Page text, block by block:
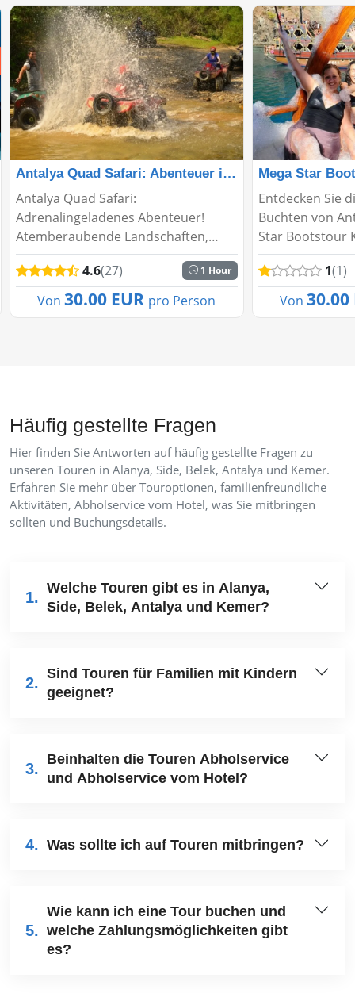
Antalya Quad Safari: Abenteuer in der Natur!
Antalya Quad Safari:
Adrenalingeladenes Abenteuer!
Atemberaubende Landschaften,
unvergessliches Quad-Erlebnis.
Erkunden Sie das Herz der Natur auf
lustige und aufregende Art und
Weise mit uns....
4.6(27) 1 Hour
Von 30.00 EUR pro Person
Entdecken Sie
Buchten von
Star Bootstour
Genießen Sie
und
Verpassen Sie
einzigartige
1(1)
Von 30.00
Häufig gestellte Fragen
Hier finden Sie Antworten auf häufig gestellte Fragen zu
unseren Touren in Alanya, Side, Belek, Antalya und Kemer.
Erfahren Sie mehr über Touroptionen, familienfreundliche
Aktivitäten, Abholservice vom Hotel, was Sie mitbringen
sollten und Buchungsdetails.
1.
Welche Touren gibt es in Alanya,
Side, Belek, Antalya und Kemer?
2.
Sind Touren für Familien mit Kindern
geeignet?
3.
Beinhalten die Touren Abholservice
und Abholservice vom Hotel?
4. Was sollte ich auf Touren mitbringen?
5.
Wie kann ich eine Tour buchen und
welche Zahlungsmöglichkeiten gibt
es?